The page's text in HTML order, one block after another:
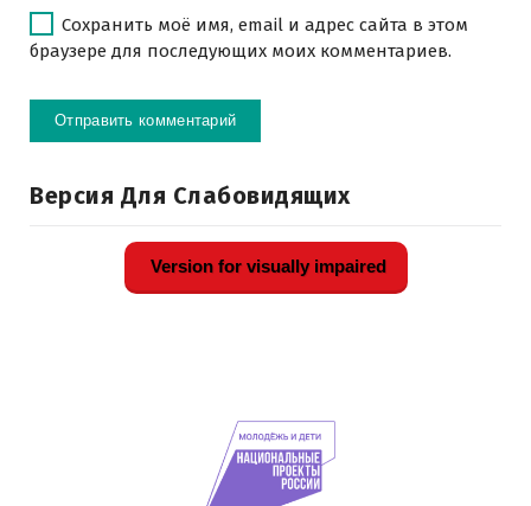
Сохранить моё имя, email и адрес сайта в этом
браузере для последующих моих комментариев.
Версия Для Слабовидящих
Version for visually impaired